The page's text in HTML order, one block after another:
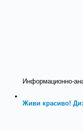
Информационно-
Живи красиво!